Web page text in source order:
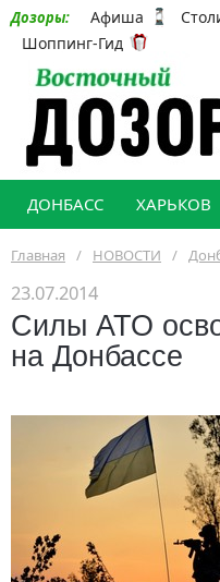
Дозоры: Афиша
Шоппинг-Гид
ДОНБАСС ХАРЬКОВ
Главная / НОВОСТИ /
23.07.2014
Силы АТО
на Донбассе